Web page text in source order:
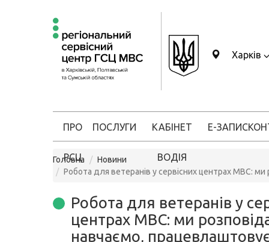
Харків
ПРО
РСЦ
ПОСЛУГИ КАБІНЕТ
ВОДІЯ
Е-ЗАПИС
Головна
Новини
Робота для ветеранів у сервісних центрах МВС:
Робота для ветеранів у
центрах МВС: ми
навчаємо,